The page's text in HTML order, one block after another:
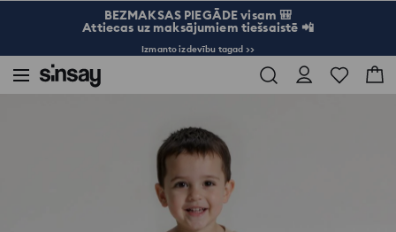
BEZMAKSAS PIEGĀDE visam 🎒
Attiecas uz maksājumiem tiešsaistē 📲
Izmanto izdevību tagad >>